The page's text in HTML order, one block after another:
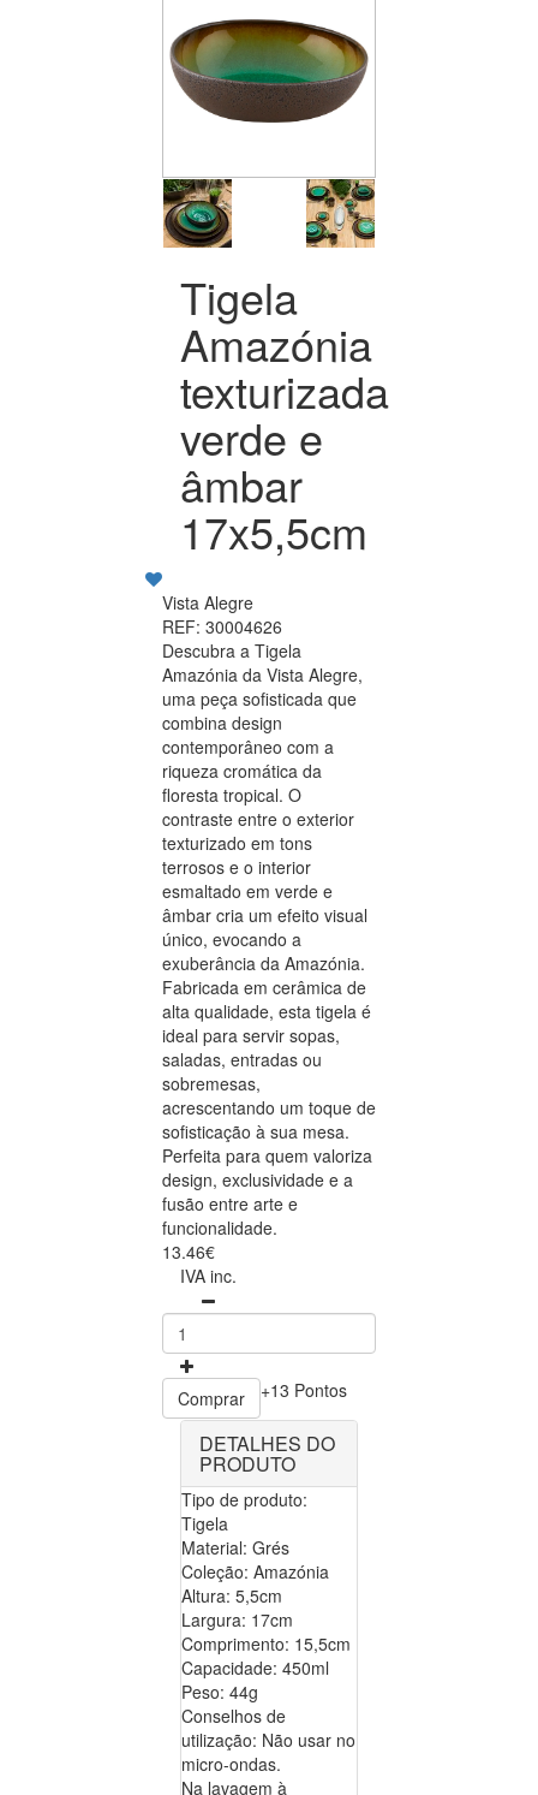
Tigela
Amazónia
texturizada
verde e
âmbar
17x5,5cm
Vista Alegre
REF: 30004626
Descubra a Tigela
Amazónia da Vista Alegre,
uma peça sofisticada que
combina design
contemporâneo com a
riqueza cromática da
floresta tropical. O
contraste entre o exterior
texturizado em tons
terrosos e o interior
esmaltado em verde e
âmbar cria um efeito visual
único, evocando a
exuberância da Amazónia.
Fabricada em cerâmica de
alta qualidade, esta tigela é
ideal para servir sopas,
saladas, entradas ou
sobremesas,
acrescentando um toque de
sofisticação à sua mesa.
Perfeita para quem valoriza
design, exclusividade e a
fusão entre arte e
funcionalidade.
13.46€
IVA inc.
Comprar +13 Pontos
DETALHES DO
PRODUTO
Tipo de produto:
Tigela
Material: Grés
Coleção: Amazónia
Altura: 5,5cm
Largura: 17cm
Comprimento: 15,5cm
Capacidade: 450ml
Peso: 44g
Conselhos de
utilização: Não usar no
micro-ondas.
Na lavagem à